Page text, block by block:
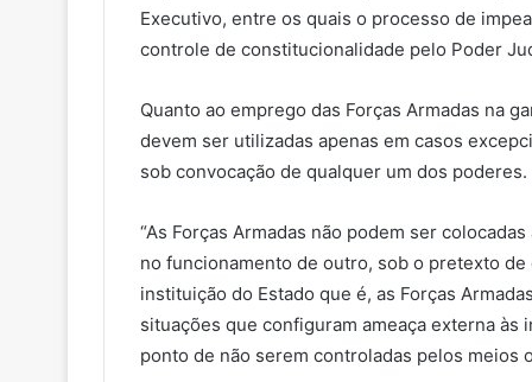
Executivo, entre os quais o processo de
controle de constitucionalidade pelo Poder
Quanto ao emprego das Forças Armadas na
devem ser utilizadas apenas em casos
sob convocação de qualquer um dos poderes.
“As Forças Armadas não podem ser
no funcionamento de outro, sob o pretexto
instituição do Estado que é, as Forças
situações que configuram ameaça externa
ponto de não serem controladas pelos meios